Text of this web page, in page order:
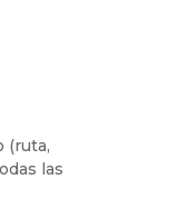
(ruta,
las